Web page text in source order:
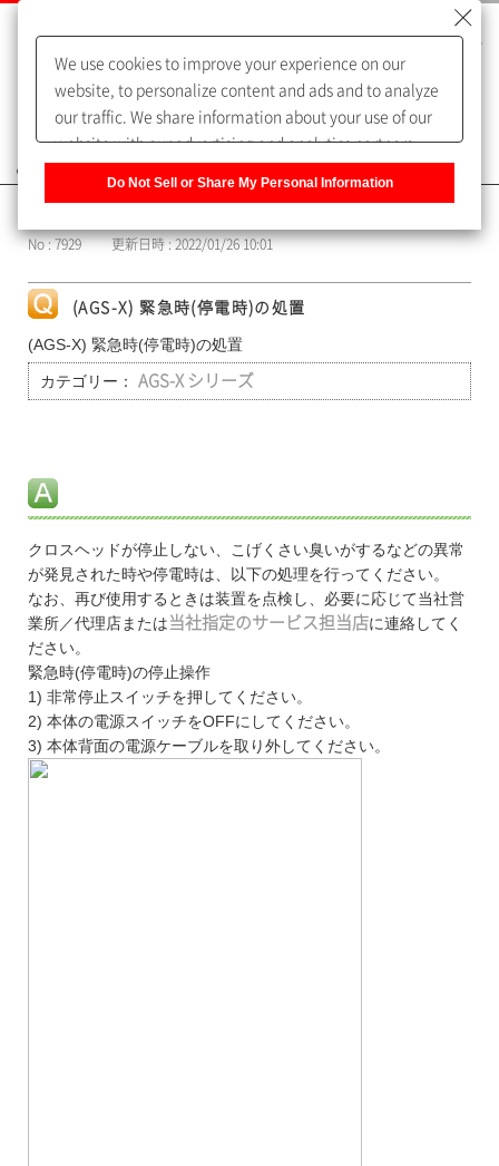
よくあるご質問（FAQ）
No : 7929 更新日時 : 2022/01/26 10:01
(AGS-X) 緊急時(停電時)の処置
(AGS-X) 緊急時(停電時)の処置
カテゴリー： AGS-X シリーズ
クロスヘッドが停止しない、こげくさい臭いがするなどの異常
が発見された時や停電時は、以下の処理を行ってください。
なお、再び使用するときは装置を点検し、必要に応じて当社営
業所／代理店または 当社指定のサービス担当店に連絡してく
ださい。
緊急時(停電時)の停止操作
1) 非常停止スイッチを押してください。
2) 本体の電源スイッチをOFFにしてください。
3) 本体背面の電源ケーブルを取り外してください。
We use cookies to improve your experience on our
website, to personalize content and ads and to analyze
our traffic. We share information about your use of our
website with our advertising and analytics partners,
of our sharing information about you with our partners.
Information] to customize your cookie settings on our
Do Not Sell or Share My Personal Information